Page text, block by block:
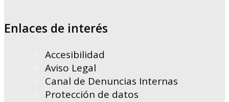
Enlaces de interés
Accesibilidad
Aviso Legal
Canal de Denuncias Internas
Protección de datos